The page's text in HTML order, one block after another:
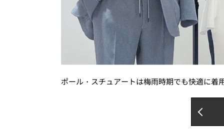
ポール・スチュアートは梅雨時期でも快適に